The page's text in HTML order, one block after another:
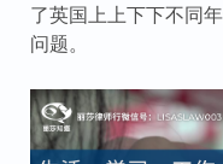
了英国上上下下不同
问题。